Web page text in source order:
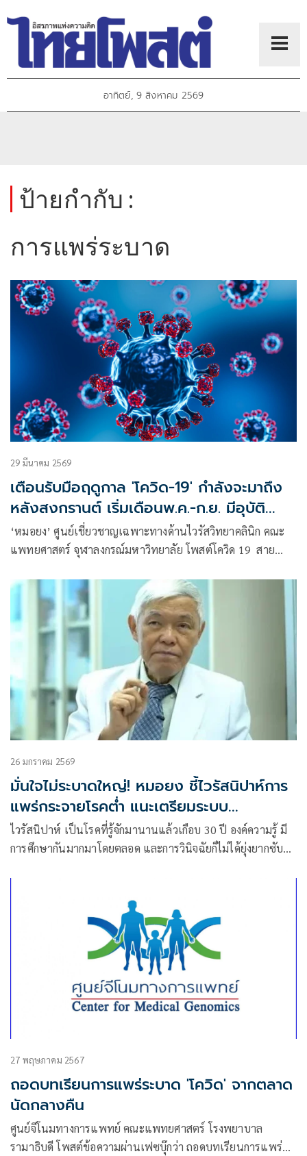
อาทิตย์, 9 สิงหาคม 2569
ป้ายกำกับ :
การแพร่ระบาด
29 มีนาคม 2569
เตือนรับมือฤดูกาล 'โควิด-19' กำลังจะมาถึง
หลังสงกรานต์ เริ่มเดือนพ.ค.-ก.ย. มีอุบัติ
การณ์สูง
‘หมอยง’ ศูนย์เชี่ยวชาญเฉพาะทางด้านไวรัสวิทยาคลินิก คณะ
แพทยศาสตร์ จุฬาลงกรณ์มหาวิทยาลัย โพสต์โควิด 19 สาย
26 มกราคม 2569
มั่นใจไม่ระบาดใหญ่! หมอยง ชี้ไวรัสนิปาห์การ
แพร่กระจายโรคต่ำ แนะเตรียมระบบ
สาธารณสุขรับมือ
ไวรัสนิปาห์ เป็นโรคที่รู้จักมานานแล้วเกือบ 30 ปี องค์ความรู้ มี
การศึกษากันมากมาโดยตลอด และการวินิจฉัยก็ไม่ได้ยุ่งยากซับ
27 พฤษภาคม 2567
ถอดบทเรียนการแพร่ระบาด 'โควิด' จากตลาด
นัดกลางคืน
ศูนย์จีโนมทางการแพทย์ คณะแพทยศาสตร์ โรงพยาบาล
รามาธิบดี โพสต์ข้อความผ่านเฟซบุ๊กว่า ถอดบทเรียนการแพร่